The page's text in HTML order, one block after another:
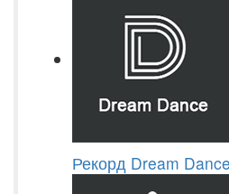
Рекорд Dream Dance